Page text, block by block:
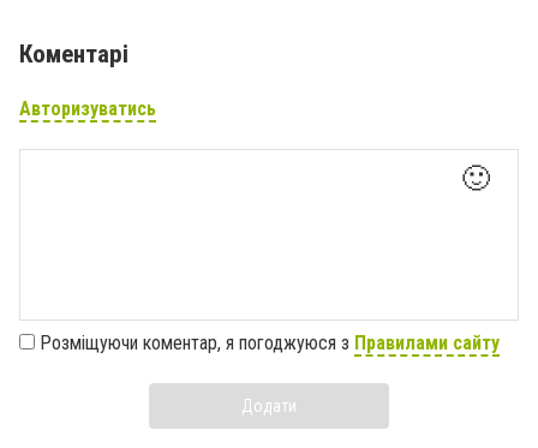
Коментарі
Авторизуватись
🙂
Розміщуючи коментар, я погоджуюся з Правилами сайту
Додати